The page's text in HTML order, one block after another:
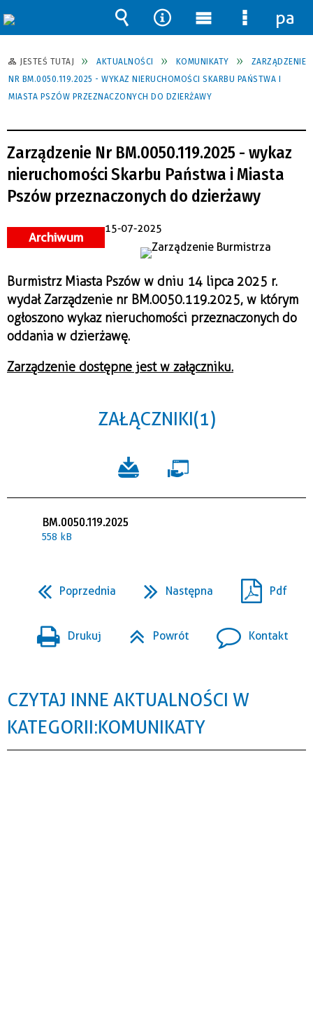
JESTEŚ TUTAJ AKTUALNOŚCI KOMUNIKATY
ZARZĄDZENIE
NR BM.0050.119.2025 - WYKAZ NIERUCHOMOŚCI SKARBU PAŃSTWA I
MIASTA PSZÓW PRZEZNACZONYCH DO DZIERŻAWY
Zarządzenie Nr BM.0050.119.2025 - wykaz
nieruchomości Skarbu Państwa i Miasta
Pszów przeznaczonych do dzierżawy
Archiwum
15-07-2025
Burmistrz Miasta Pszów w dniu 14 lipca 2025 r.
wydał Zarządzenie nr BM.0050.119.2025, w którym
ogłoszono wykaz nieruchomości przeznaczonych do
oddania w dzierżawę.
Zarządzenie dostępne jest w załączniku.
ZAŁĄCZNIKI (1)
BM.0050.119.2025
558 kB
Poprzednia Następna Pdf
Drukuj Powrót Kontakt
CZYTAJ INNE AKTUALNOŚCI W
KATEGORII: KOMUNIKATY
Wyszukiwarka
Narzędzia
Menu
główne
Menu